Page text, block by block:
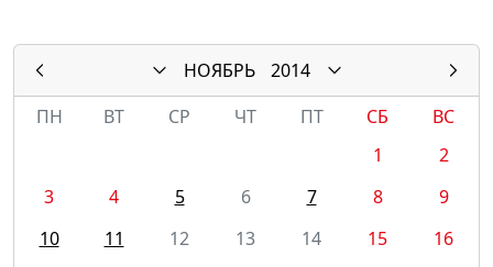
НОЯБРЬ
2014
ПН
ВТ СР ЧТ ПТ СБ
ВС
1
2
3
4 5 6 7 8
9
10
11 12 13 14 15
16